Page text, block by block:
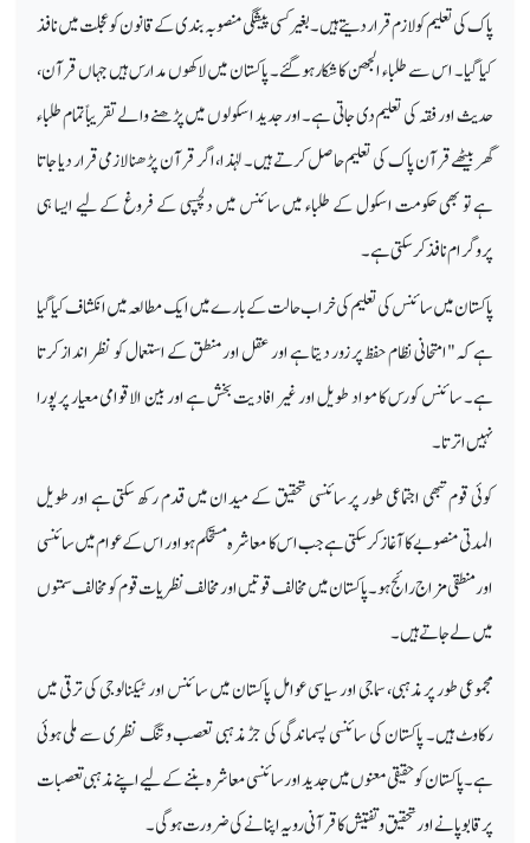
پاک کی تعلیم کو لازم قرار دیتے ہیں۔ بغیر کسی پیشگی منصوبہ بندی کے قانون کو عجلت میں نافذ
کیا گیا۔ اس سے طلباء الجھن کا شکار ہو گئے۔ پاکستان میں لاکھوں مدارس ہیں جہاں قرآن،
حدیث اور فقہ کی تعلیم دی جاتی ہے۔ اور جدید اسکولوں میں پڑھنے والے تقریباً تمام طلباء
گھر بیٹھے قرآن پاک کی تعلیم حاصل کرتے ہیں۔ لہٰذا، اگر قرآن پڑھنا لازمی قرار دیا جاتا
ہے تو بھی حکومت اسکول کے طلباء میں سائنس میں دلچسپی کے فروغ کے لیے ایسا ہی
پروگرام نافذ کر سکتی ہے۔
پاکستان میں سائنس کی تعلیم کی خراب حالت کے بارے میں ایک مطالعہ میں انکشاف کیا گیا
ہے کہ "امتحانی نظام حفظ پر زور دیتا ہے اور عقل اور منطق کے استعمال کو نظر انداز کرتا
ہے۔ سائنس کورس کا مواد طویل اور غیر افادیت بخش ہے اور بین الاقوامی معیار پر پورا
نہیں اترتا۔
کوئی قوم تبھی اجتماعی طور پر سائنسی تحقیق کے میدان میں قدم رکھ سکتی ہے اور طویل
المدتی منصوبے کا آغاز کر سکتی ہے جب اس کا معاشرہ مستحکم ہو اور اس کے عوام میں سائنسی
اور منطقی مزاج رائج ہو۔ پاکستان میں مخالف قوتیں اور مخالف نظریات قوم کو مخالف سمتوں
میں لے جاتے ہیں۔
مجموعی طور پر مذہبی، سماجی اور سیاسی عوامل پاکستان میں سائنس اور ٹیکنالوجی کی ترقی میں
رکاوٹ ہیں۔ پاکستان کی سائنسی پسماندگی کی جڑ مذہبی تعصب و تنگ نظری سے ملی ہوئی
ہے۔ پاکستان کو حقیقی معنوں میں جدید اور سائنسی معاشرہ بننے کے لیے اپنے مذہبی تعصبات
پر قابو پانے اور تحقیق و تفتیش کا قرآنی رویہ اپنانے کی ضرورت ہوگی۔